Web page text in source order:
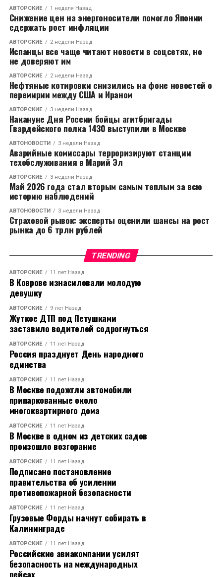
АВТОРСКИЕ 1 неделя Назад
Снижение цен на энергоносители помогло Японии
сдержать рост инфляции
АВТОРСКИЕ 2 недели Назад
Испанцы все чаще читают новости в соцсетях, но
не доверяют им
АВТОРСКИЕ 2 недели Назад
Нефтяные котировки снизились на фоне новостей о
перемирии между США и Ираном
АВТОРСКИЕ 3 недели Назад
Накануне Дня России бойцы агитбригады
Гвардейского полка 1430 выступили в Москве
АВТОНОВОСТИ 3 недели Назад
Аварийные комиссары терроризируют станции
техобслуживания в Марий Эл
АВТОРСКИЕ 3 недели Назад
Май 2026 года стал вторым самым теплым за всю
историю наблюдений
АВТОНОВОСТИ 3 недели Назад
Страховой рывок: эксперты оценили шансы на рост
рынка до 6 трлн рублей
TRENDING
АВТОРСКИЕ 11 лет Назад
В Коврове изнасиловали молодую
девушку
АВТОРСКИЕ 9 лет Назад
Жуткое ДТП под Петушками
заставило водителей содрогнуться
АВТОРСКИЕ 11 лет Назад
Россия празднует День народного
единства
АВТОРСКИЕ 11 лет Назад
В Москве подожгли автомобили
припаркованные около
многоквартирного дома
АВТОРСКИЕ 11 лет Назад
В Москве в одном из детских садов
произошло возгорание
АВТОРСКИЕ 11 лет Назад
Подписано постановление
правительства об усилении
противопожарной безопасности
АВТОРСКИЕ 11 лет Назад
Грузовые Форды начнут собирать в
Калининграде
АВТОРСКИЕ 11 лет Назад
Российские авиакомпании усилят
безопасность на международных
рейсах